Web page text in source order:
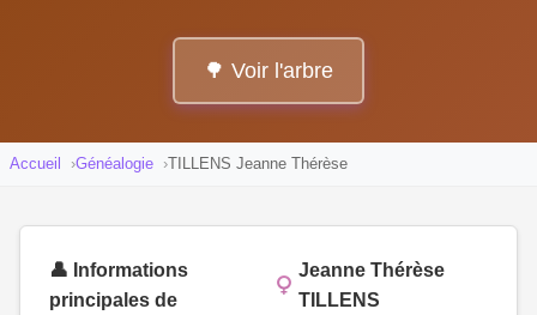
🌳 Voir l'arbre
Accueil Généalogie TILLENS Jeanne Thérèse
👤 Informations
principales de
Jeanne Thérèse
TILLENS